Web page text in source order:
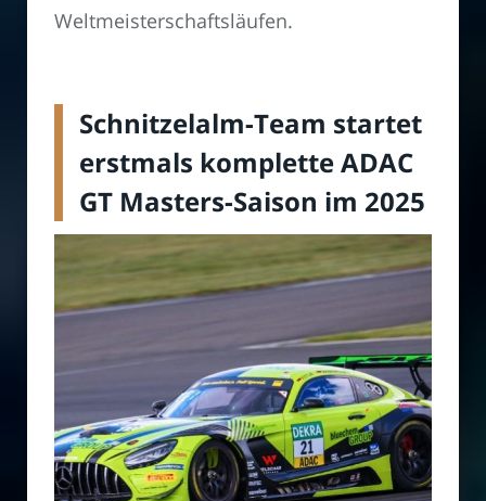
Weltmeisterschaftsläufen.
Schnitzelalm-Team startet
erstmals komplette ADAC
GT Masters-Saison im 2025